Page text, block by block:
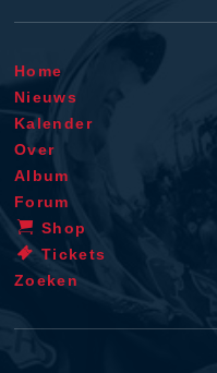
Home
Nieuws
Kalender
Over
Album
Forum
Shop
Tickets
Zoeken